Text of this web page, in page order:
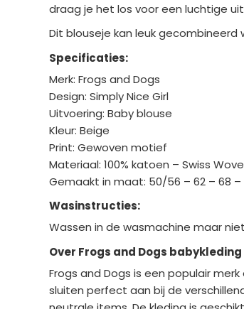
draag je het los voor een luchtige
Dit blouseje kan leuk
Specificaties:
Merk: Frogs and Dogs
Design: Simply Nice Girl
Uitvoering: Baby blouse
Kleur: Beige
Print: Gewoven motief
Materiaal: 100% katoen – Swiss
Gemaakt in maat: 50/56 – 62 – 68 –
Wasinstructies:
Wassen in de wasmachine maar
Over Frogs and Dogs babykleding
Frogs and Dogs is een populair
sluiten perfect aan bij de